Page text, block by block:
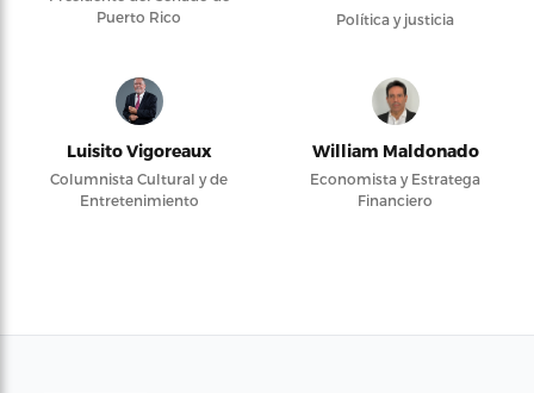
Puerto Rico
Política y justicia
Luisito Vigoreaux
Columnista Cultural y de
Entretenimiento
William Maldonado
Economista y Estratega
Financiero